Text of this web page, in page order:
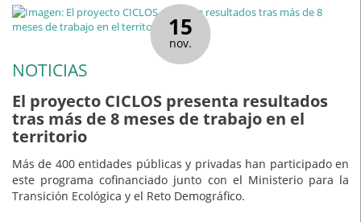
15
nov.
NOTICIAS
El proyecto CICLOS presenta resultados
tras más de 8 meses de trabajo en el
territorio
Más de 400 entidades públicas y privadas han participado en
este programa cofinanciado junto con el Ministerio para la
Transición Ecológica y el Reto Demográfico.